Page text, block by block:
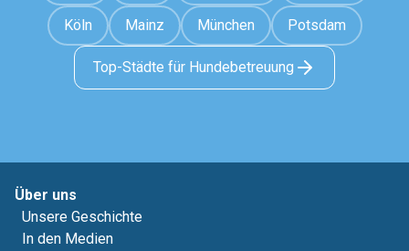
Köln Mainz München Potsdam
Top-Städte für Hundebetreuung
Über uns
Unsere Geschichte
In den Medien